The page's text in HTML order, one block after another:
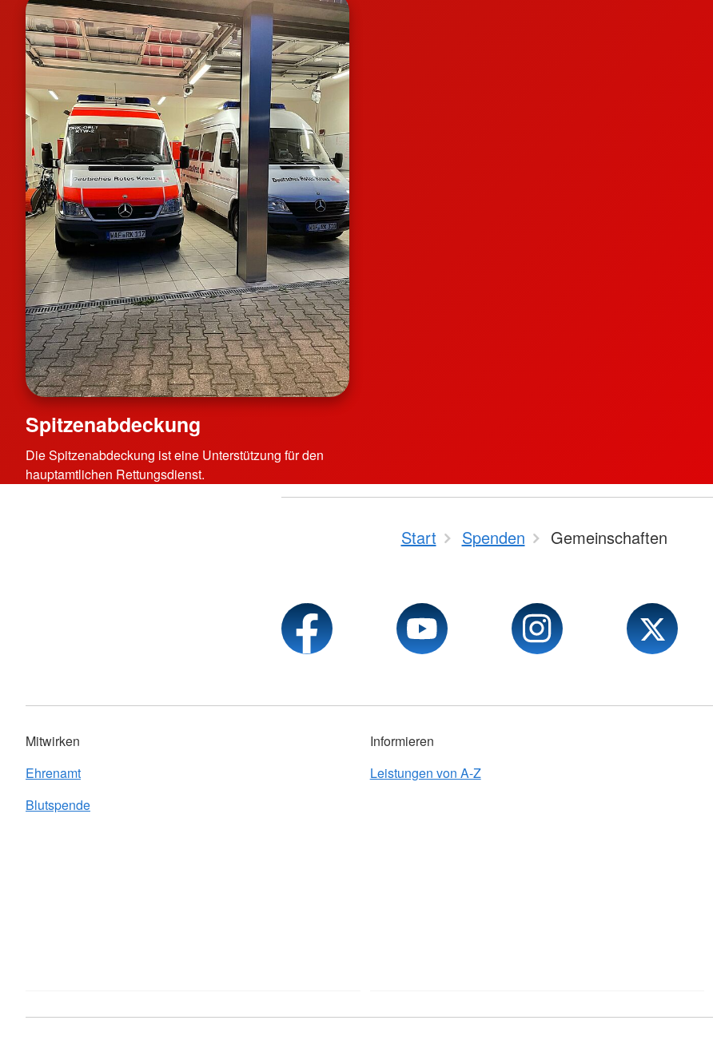
Spitzenabdeckung
Die Spitzenabdeckung ist eine Unterstützung für den
hauptamtlichen Rettungsdienst.
Start Spenden Gemeinschaften
Mitwirken
Ehrenamt
Blutspende
Informieren
Leistungen von A-Z